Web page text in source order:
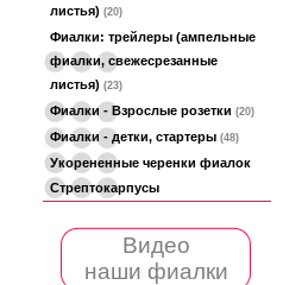
листья) (20)
Фиалки: трейлеры (ампельные
фиалки, свежесрезанные
листья) (23)
Фиалки - Взрослые розетки (20)
Фиалки - детки, стартеры (48)
Укорененные черенки фиалок
Стрептокарпусы
Видео
наши фиалки